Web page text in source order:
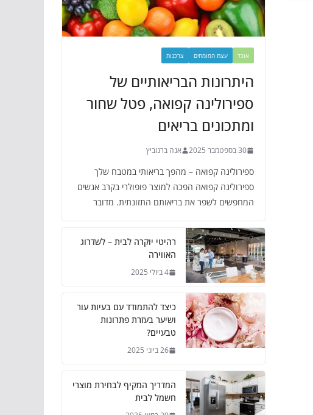
אוכל עצת המומחים צרכנות
היתרונות הבריאותיים של
ספירולינה קפואה, פטל שחור
ומתכונים בריאים
30 בספטמבר 2025 אנה ברנוביץ
ספירולינה קפואה – מהפך בריאותי במטבח שלך
ספירולינה קפואה הפכה למוצר פופולרי בקרב אנשים
המחפשים לשפר את בריאותם התזונתית. מדובר
רהיטי יוקרה לבית – לשדרוג
האווירה
4 ביולי 2025
כיצד להתמודד עם בעיות עור
ושיער בעזרת פתרונות
טבעיים?
26 ביוני 2025
המדריך המקיף לבחירת מוצרי
חשמל לבית